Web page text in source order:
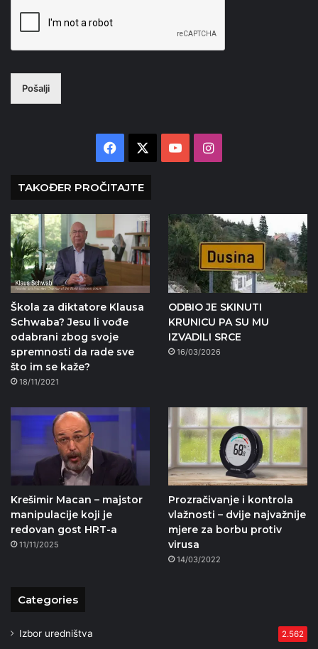
Pošalji
Facebook YouTubeInstagram
TAKOĐER PROČITAJTE
Škola za diktatore Klausa
Schwaba? Jesu li vođe
odabrani zbog svoje
spremnosti da rade sve
što im se kaže?
18/11/2021
ODBIO JE SKINUTI
KRUNICU PA SU MU
IZVADILI SRCE
16/03/2026
Krešimir Macan – majstor
manipulacije koji je
redovan gost HRT-a
11/11/2025
Prozračivanje i kontrola
vlažnosti – dvije najvažnije
mjere za borbu protiv
virusa
14/03/2022
Categories
Izbor uredništva 2.562